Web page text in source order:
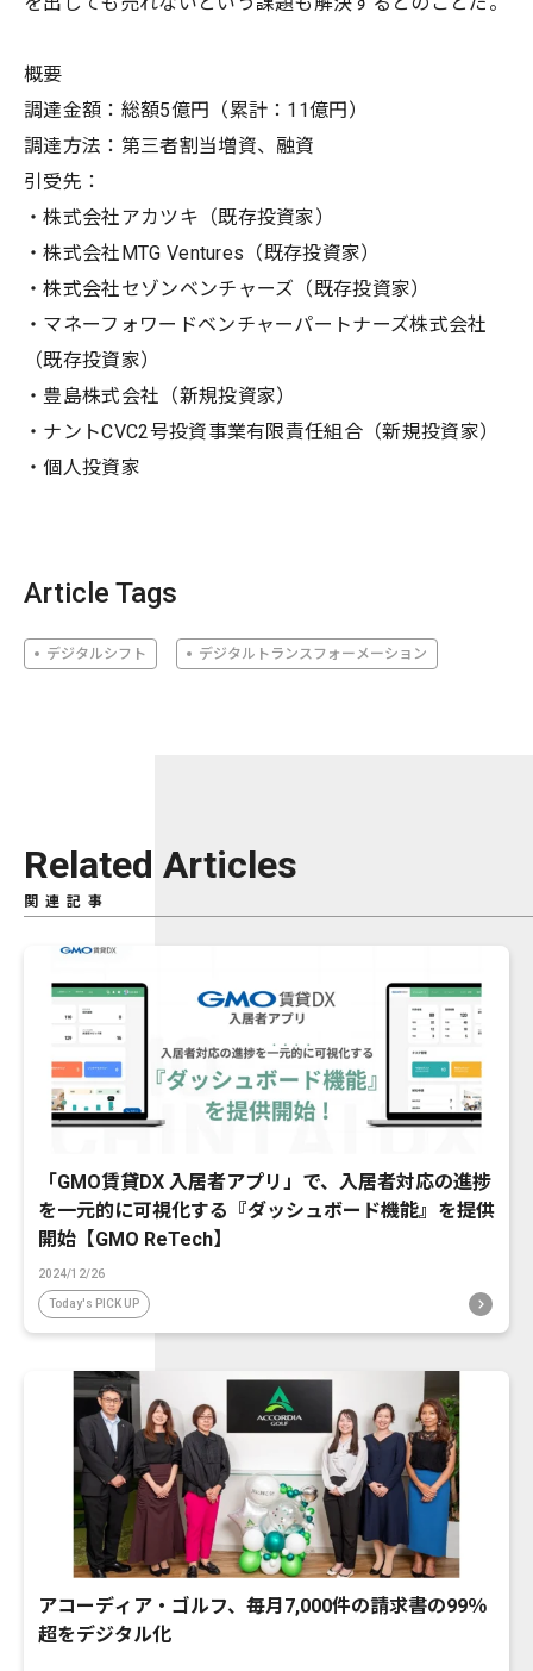
概要
調達金額：総額5億円（累計：11億円）
調達方法：第三者割当増資、融資
引受先：
・株式会社アカツキ（既存投資家）
・株式会社MTG Ventures（既存投資家）
・株式会社セゾンベンチャーズ（既存投資家）
・マネーフォワードベンチャーパートナーズ株式会社
（既存投資家）
・豊島株式会社（新規投資家）
・ナントCVC2号投資事業有限責任組合（新規投資家）
・個人投資家
Article Tags
デジタルシフト デジタルトランスフォーメーション
Related Articles
関連記事
「GMO賃貸DX 入居者アプリ」で、入居者対応の進捗
を一元的に可視化する『ダッシュボード機能』を提供
開始【GMO ReTech】
2024/12/26
Today's PICK UP
アコーディア・ゴルフ、毎月7,000件の請求書の99％
超をデジタル化